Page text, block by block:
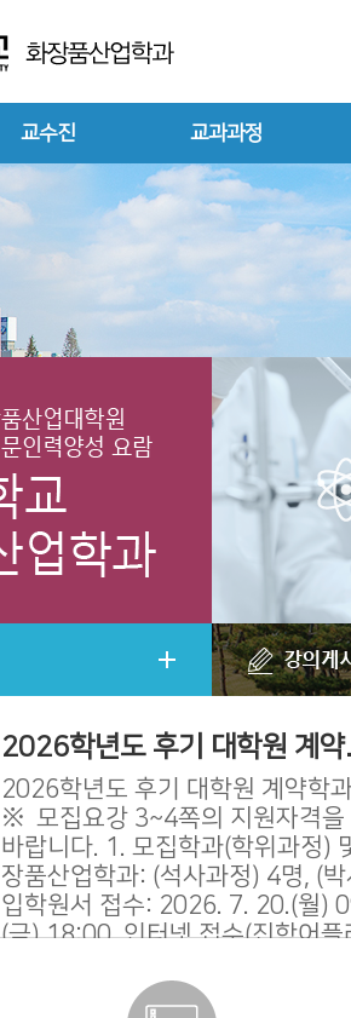
교수진 교과과정
2026학년도 후기 대학원 계약
2026학년도 후기 대학원 계약학
※ 모집요강 3~4쪽의 지원자격을
바랍니다. 1. 모집학과(학위과정)
장품산업학과: (석사과정) 4명, (
입학원서 접수: 2026. 7. 20.(월)
(금) 18:00, 인터넷 접수(진학어